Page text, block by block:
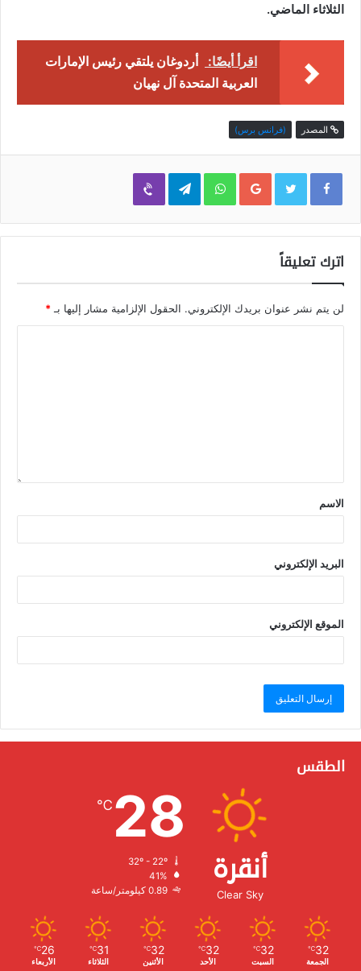
الثلاثاء الماضي.
اقرأ أيضًا:
أردوغان يلتقي رئيس الإمارات
العربية المتحدة آل نهيان
المصدر (فرانس برس)
Google+
WhatsApp
Telegram
Viber
اترك تعليقاً
لن يتم نشر عنوان بريدك الإلكتروني. الحقول الإلزامية مشار إليها بـ *
الاسم
البريد الإلكتروني
الموقع الإلكتروني
الطقس
أنقرة
Clear Sky
28
℃
الرطوبة:
الرياح:
32
℃
الجمعة
32
℃
السبت
32
℃
الأحد
32
℃
الأثنين
31
℃
الثلاثاء
26
℃
الأربعاء